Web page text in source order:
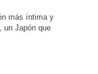
más íntima y
un Japón que